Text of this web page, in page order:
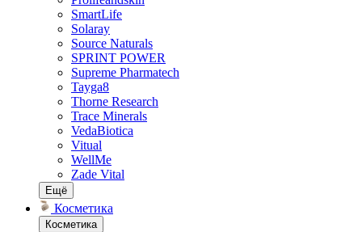
SmartLife
Solaray
Source Naturals
SPRINT POWER
Supreme Pharmatech
Tayga8
Thorne Research
Trace Minerals
VedaBiotica
Vitual
WellMe
Zade Vital
Ещё
Косметика
Косметика